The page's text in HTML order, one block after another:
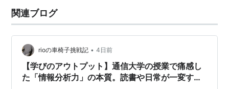
数年前まではテキストとスクーリングのみの学習内容で
あったが、最近では衛星放送やインターネット上での講
義を受けることが出来るなど、学習内容はますます発展
している。
現在働いているが、仕事上ある知識が必要になって入学
する人。教職員をしているが、高校や中学校だけでな
関連ブログ
rioの車椅子挑戦記 • 4日前
【学びのアウトプット】通信大学の授業で痛感し
た「情報分析力」の本質。読書や日常が一変する